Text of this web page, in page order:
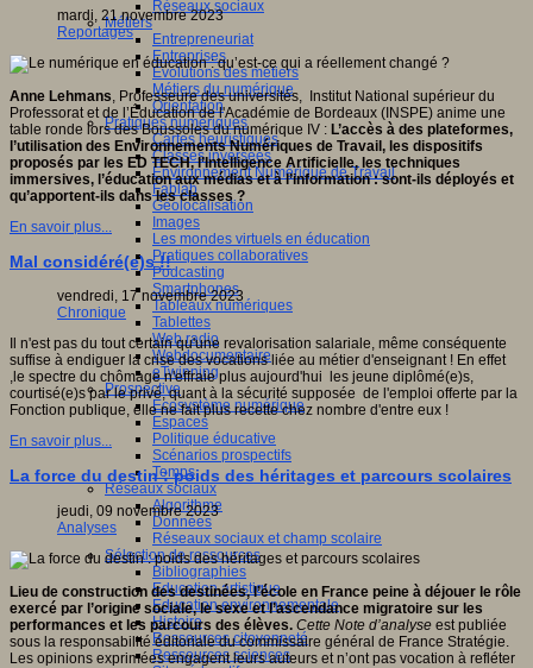
Réseaux sociaux
Métiers
Entrepreneuriat
Entreprises
Evolutions des métiers
Métiers du numérique
Orientation
Pratiques numériques
Cartes heuristiques
Classes inversées
Environnement Numérique de Travail
Fablab
Géolocalisation
Images
Les mondes virtuels en éducation
Pratiques collaboratives
Podcasting
Smartphones
Tableaux numériques
Tablettes
Web radio
Webdocumentaire
eTwinning
Prospective
Ecosystème numérique
Espaces
Politique éducative
Scénarios prospectifs
Temps
Réseaux sociaux
Algorithme
Données
Réseaux sociaux et champ scolaire
Sélection de ressources
Bibliographies
Education artistique
Education environnementale
Histoire
Ressources citoyenneté
Ressources sciences
mardi, 21 novembre 2023
Reportages
Anne Lehmans, Professeure des universités, Institut National supérieur du
Professorat et de l’Éducation de l'Académie de Bordeaux (INSPE) anime une
table ronde lors des Boussoles du numérique IV : L’accès à des plateformes,
l’utilisation des Environnements Numériques de Travail, les dispositifs
proposés par les ED TECH, l’Intelligence Artificielle, les techniques
immersives, l’éducation aux médias et à l’information : sont-ils déployés et
qu’apportent-ils dans les classes ?
En savoir plus...
Mal considéré(e)s !!
vendredi, 17 novembre 2023
Chronique
Il n'est pas du tout certain qu'une revalorisation salariale, même conséquente
suffise à endiguer la crise des vocations liée au métier d'enseignant ! En effet
,le spectre du chômage n'effraie plus aujourd'hui les jeune diplômé(e)s,
courtisé(e)s par le privé, quant à la sécurité supposée de l'emploi offerte par la
Fonction publique, elle ne fait plus recette chez nombre d'entre eux !
En savoir plus...
La force du destin : poids des héritages et parcours scolaires
jeudi, 09 novembre 2023
Analyses
Lieu de construction des destinées, l’école en France peine à déjouer le rôle
exercé par l’origine sociale, le sexe et l’ascendance migratoire sur les
performances et les parcours des élèves. Cette Note d’analyse est publiée
sous la responsabilité éditoriale du commissaire général de France Stratégie.
Les opinions exprimées engagent leurs auteurs et n’ont pas vocation à refléter